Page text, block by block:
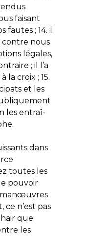
faisant
fautes ; 14. il
contre nous
légales,
; il l’a
la croix ; 15.
et les
les entraî­
dans
toutes les
pouvoir
ce n’est pas
que
les